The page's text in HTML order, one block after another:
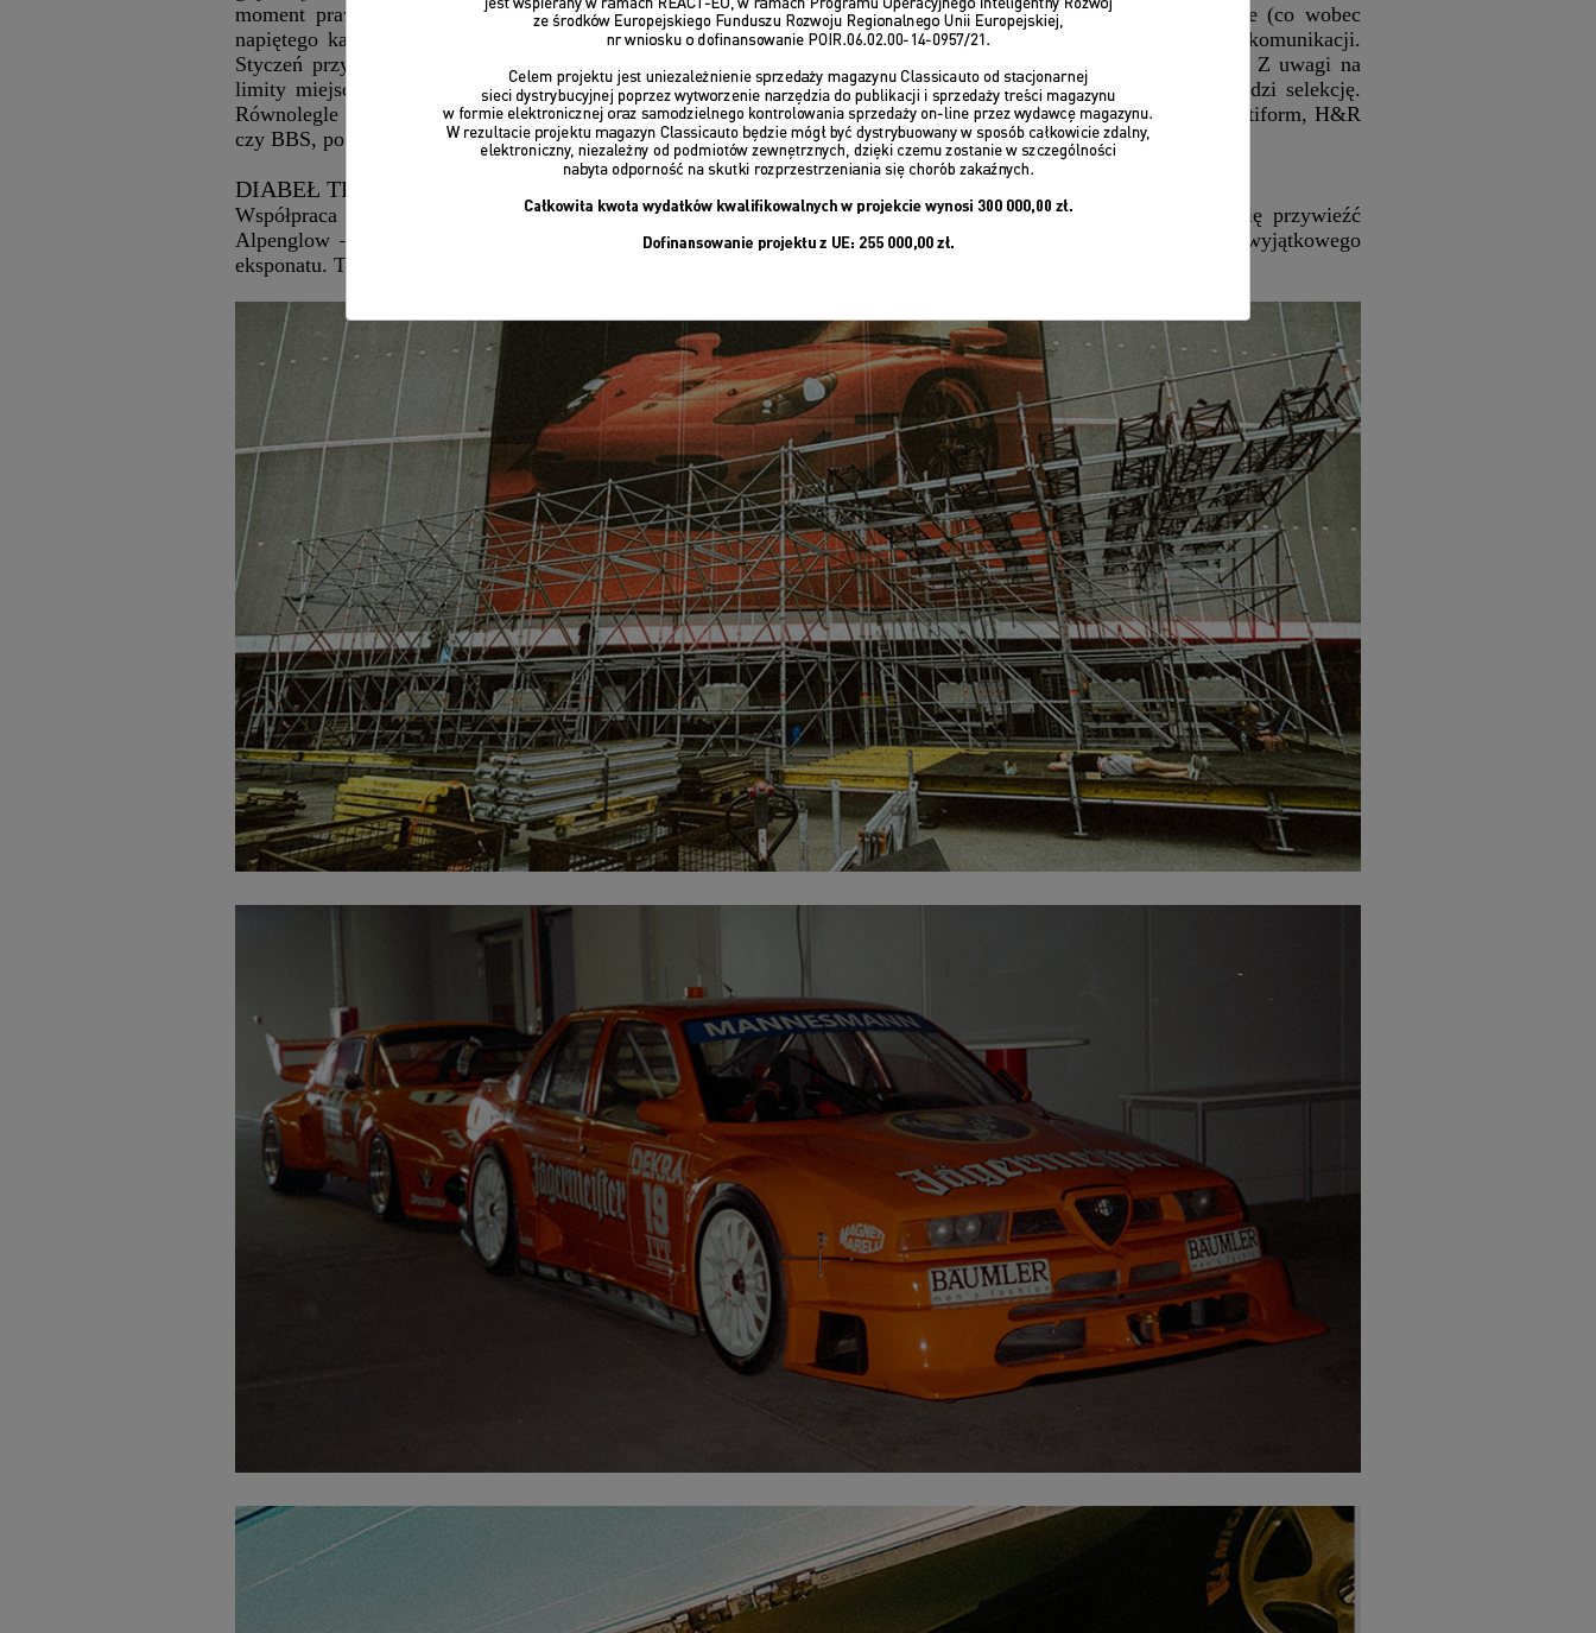
moment prawdy – rusza sprzedaż biletów. Do tego czasu musimy mieć już zarezerwowany termin na stadionie (co wobec
napiętego kalendarza wydarzeń sportowych bywa wyzwaniem samym w sobie) i przygotowaną pełną strategię komunikacji.
Styczeń przynosi kolejną falę – otwieramy aplikację dla właścicieli samochodów. To nie jest zwykła rejestracja. Z uwagi na
limity miejsc na esplanadzie i ambicję pokazania najciekawszych aut z całego świata każde zgłoszenie przechodzi selekcję.
Równolegle startują rozmowy z wystawcami – od gigantów, jak Porsche czy Alpine, przez legendy tuningu, jak Rotiform, H&R
czy BBS, po firmy technologiczne, jak CSF czy CTEK.
DIABEŁ TKWI W SZCZEGÓŁACH
Współpraca z międzynarodowymi markami to zupełnie inny poziom organizacji. Kiedy Alpine zdecydowało się przywieźć
Alpenglow – futurystyczny koncept napędzany wodorem – musieliśmy stworzyć odpowiednią oprawę dla tego wyjątkowego
eksponatu. To nie jest kwestia postawienia namiotu i rollupa.